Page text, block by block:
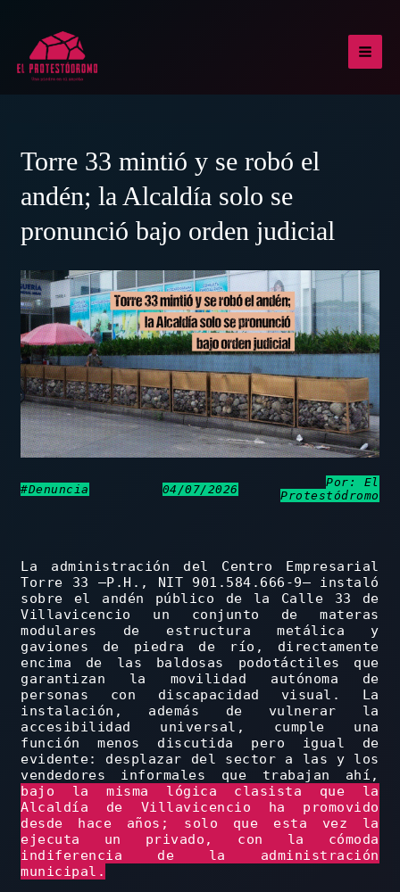
contenido
Torre 33 mintió y se robó el
andén; la Alcaldía solo se
pronunció bajo orden judicial
#Denuncia 04/07/2026
Por: El
Protestódromo
La administración del Centro Empresarial
Torre 33 –P.H., NIT 901.584.666-9– instaló
sobre el andén público de la Calle 33 de
Villavicencio un conjunto de materas
modulares de estructura metálica y
gaviones de piedra de río, directamente
encima de las baldosas podotáctiles que
garantizan la movilidad autónoma de
personas con discapacidad visual. La
instalación, además de vulnerar la
accesibilidad universal, cumple una
función menos discutida pero igual de
evidente: desplazar del sector a las y los
vendedores informales que trabajan ahí,
bajo la misma lógica clasista que la
Alcaldía de Villavicencio ha promovido
desde hace años; solo que esta vez la
ejecuta un privado, con la cómoda
indiferencia de la administración
municipal.